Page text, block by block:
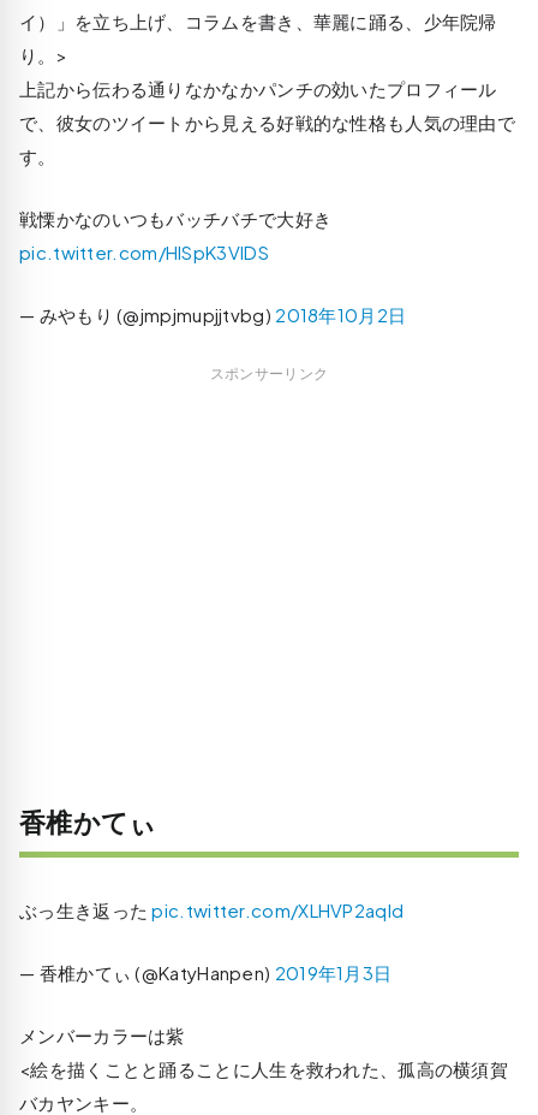
イ）」を立ち上げ、コラムを書き、華麗に踊る、少年院帰
り。>
上記から伝わる通りなかなかパンチの効いたプロフィール
で、彼女のツイートから見える好戦的な性格も人気の理由で
す。
戦慄かなのいつもバッチバチで大好き
pic.twitter.com/HISpK3VlDS
— みやもり (@jmpjmupjjtvbg) 2018年10月2日
スポンサーリンク
香椎かてぃ
ぶっ生き返ったpic.twitter.com/XLHVP2aqld
— 香椎かてぃ (@KatyHanpen) 2019年1月3日
メンバーカラーは紫
<絵を描くことと踊ることに人生を救われた、孤高の横須賀
バカヤンキー。